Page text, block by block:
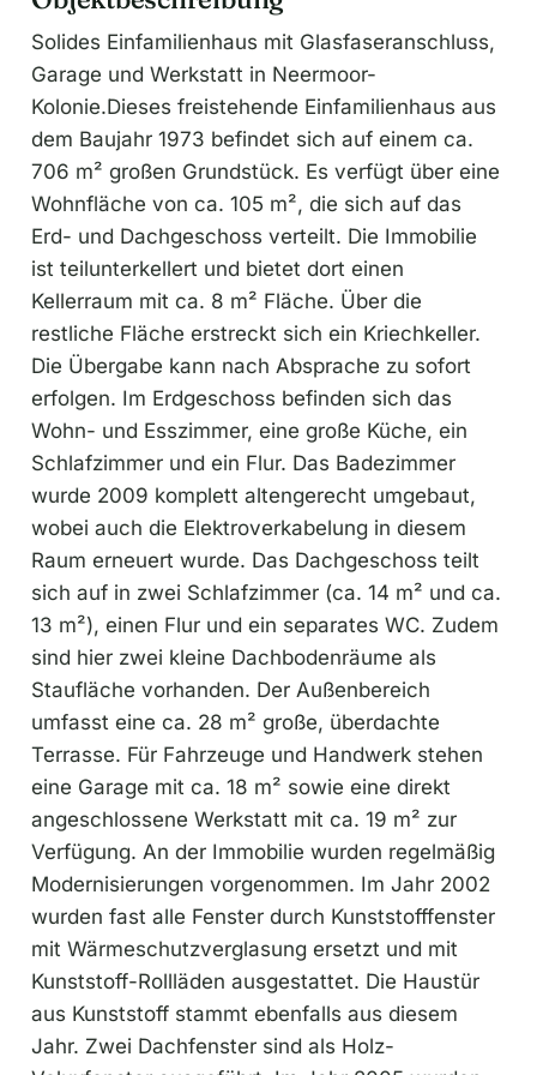
Solides Einfamilienhaus mit Glasfaseranschluss,
Garage und Werkstatt in Neermoor-
Kolonie.Dieses freistehende Einfamilienhaus aus
dem Baujahr 1973 befindet sich auf einem ca.
706 m² großen Grundstück. Es verfügt über eine
Wohnfläche von ca. 105 m², die sich auf das
Erd- und Dachgeschoss verteilt. Die Immobilie
ist teilunterkellert und bietet dort einen
Kellerraum mit ca. 8 m² Fläche. Über die
restliche Fläche erstreckt sich ein Kriechkeller.
Die Übergabe kann nach Absprache zu sofort
erfolgen. Im Erdgeschoss befinden sich das
Wohn- und Esszimmer, eine große Küche, ein
Schlafzimmer und ein Flur. Das Badezimmer
wurde 2009 komplett altengerecht umgebaut,
wobei auch die Elektroverkabelung in diesem
Raum erneuert wurde. Das Dachgeschoss teilt
sich auf in zwei Schlafzimmer (ca. 14 m² und ca.
13 m²), einen Flur und ein separates WC. Zudem
sind hier zwei kleine Dachbodenräume als
Staufläche vorhanden. Der Außenbereich
umfasst eine ca. 28 m² große, überdachte
Terrasse. Für Fahrzeuge und Handwerk stehen
eine Garage mit ca. 18 m² sowie eine direkt
angeschlossene Werkstatt mit ca. 19 m² zur
Verfügung. An der Immobilie wurden regelmäßig
Modernisierungen vorgenommen. Im Jahr 2002
wurden fast alle Fenster durch Kunststofffenster
mit Wärmeschutzverglasung ersetzt und mit
Kunststoff-Rollläden ausgestattet. Die Haustür
aus Kunststoff stammt ebenfalls aus diesem
Jahr. Zwei Dachfenster sind als Holz-